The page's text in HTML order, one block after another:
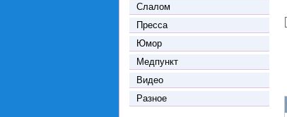
Слалом
Пресса
Юмор
Медпункт
Видео
Разное